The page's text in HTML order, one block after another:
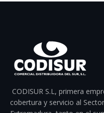
CODISUR S.L, primera
cobertura y servicio al